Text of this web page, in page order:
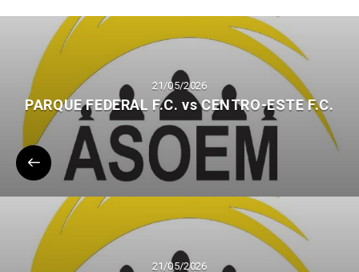
21/05/2026
PARQUE FEDERAL F.C. vs CENTRO-ESTE F.C.
21/05/2026